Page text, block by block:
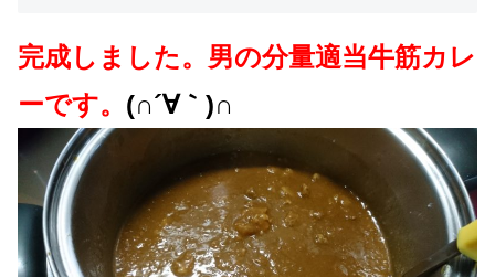
完成しました。男の分量適当牛筋カレ
ーです。 (∩´∀｀)∩